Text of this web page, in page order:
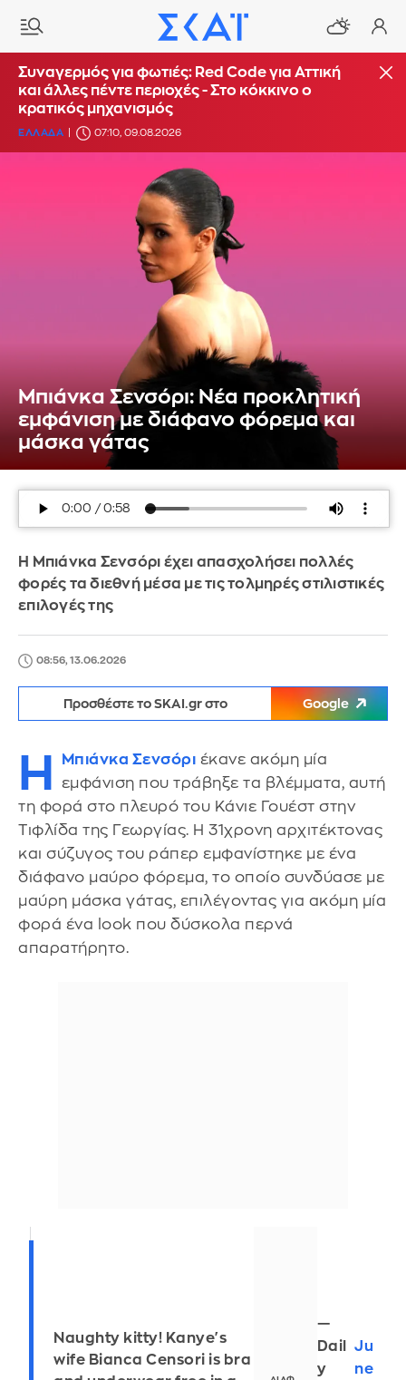
Συναγερμός για φωτιές: Red Code για Αττική
και άλλες πέντε περιοχές - Στο κόκκινο ο
κρατικός μηχανισμός
ΕΛΛΑΔΑ 07:10, 09.08.2026
Μπιάνκα Σενσόρι: Νέα προκλητική
εμφάνιση με διάφανο φόρεμα και
μάσκα γάτας
Η Μπιάνκα Σενσόρι έχει απασχολήσει πολλές
φορές τα διεθνή μέσα με τις τολμηρές στιλιστικές
επιλογές της
08:56, 13.06.2026
Προσθέστε το SKAI.gr στο Google
Η Μπιάνκα Σενσόρι έκανε ακόμη μία
εμφάνιση που τράβηξε τα βλέμματα, αυτή
τη φορά στο πλευρό του Κάνιε Γουέστ στην
Τιφλίδα της Γεωργίας. Η 31χρονη αρχιτέκτονας
και σύζυγος του ράπερ εμφανίστηκε με ένα
διάφανο μαύρο φόρεμα, το οποίο συνδύασε με
μαύρη μάσκα γάτας, επιλέγοντας για ακόμη μία
φορά ένα look που δύσκολα περνά
απαρατήρητο.
Naughty kitty! Kanye's
wife Bianca Censori is bra
—
Dail
y
Ju
ne